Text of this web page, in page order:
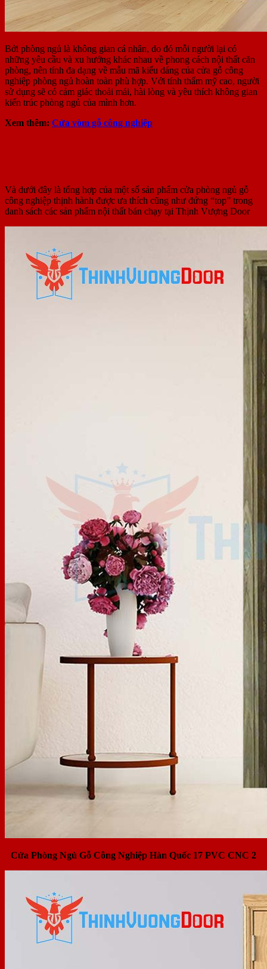
Bởi phòng ngủ là không gian cá nhân, do đó mỗi người lại có
những yêu cầu và xu hướng khác nhau về phong cách nội thất căn
phòng, nên tính đa dạng về mẫu mã kiểu dáng của cửa gỗ công
nghiệp phòng ngủ hoàn toàn phù hợp. Với tính thẩm mỹ cao, người
sử dụng sẽ có cảm giác thoải mái, hài lòng và yêu thích không gian
kiến trúc phòng ngủ của mình hơn.
Xem thêm: Cửa vòm gỗ công nghiệp
Và dưới đây là tổng hợp của một số sản phẩm cửa phòng ngủ gỗ
công nghiệp thịnh hành được ưa thích cũng như đứng “top” trong
danh sách các sản phẩm nội thất bán chạy tại Thịnh Vượng Door
Cửa Phòng Ngủ Gỗ Công Nghiệp Hàn Quốc 17 PVC CNC 2